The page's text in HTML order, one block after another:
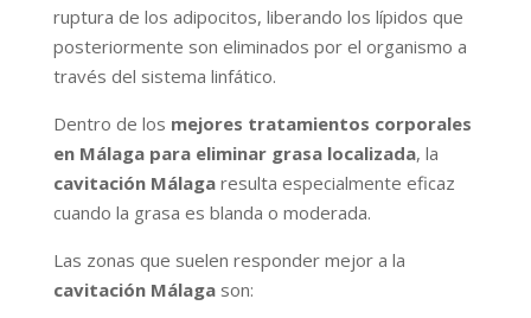
ruptura de los adipocitos, liberando los lípidos que
posteriormente son eliminados por el organismo a
través del sistema linfático.
Dentro de los mejores tratamientos corporales
en Málaga para eliminar grasa localizada, la
cavitación Málagaresulta especialmente eficaz
cuando la grasa es blanda o moderada.
Las zonas que suelen responder mejor a la
cavitación Málagason: